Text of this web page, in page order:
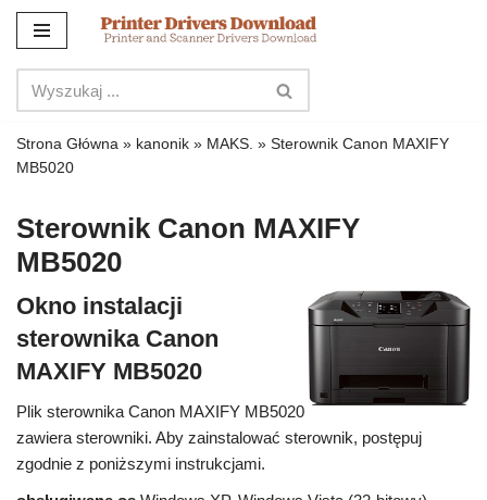
do
treści
Strona Główna » kanonik » MAKS. » Sterownik Canon MAXIFY
MB5020
Sterownik Canon MAXIFY
MB5020
Okno instalacji
sterownika Canon
MAXIFY MB5020
Plik sterownika Canon MAXIFY MB5020
zawiera sterowniki. Aby zainstalować sterownik, postępuj
zgodnie z poniższymi instrukcjami.